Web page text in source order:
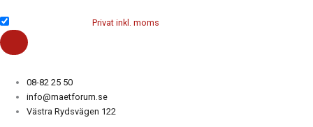
till
innehåll
Privat inkl. moms
08-82 25 50
info@maetforum.se
Västra Rydsvägen 122